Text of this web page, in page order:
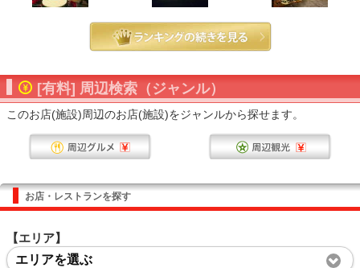
[有料] 周辺検索（ジャンル）
このお店(施設)周辺のお店(施設)をジャンルから探せます。
お店・レストランを探す
【エリア】
エリアを選ぶ